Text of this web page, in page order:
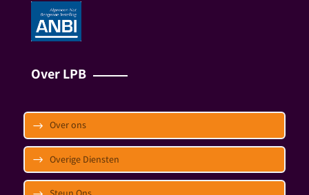
Over LPB
Over ons
Overige Diensten